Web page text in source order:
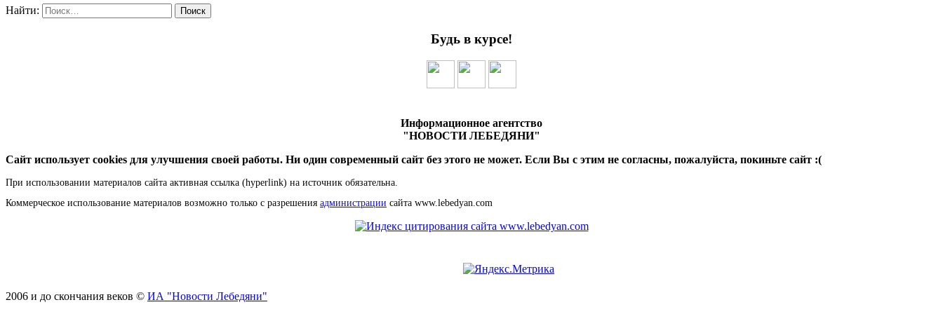
Найти:
Будь в курсе!
Информационное агентство
"НОВОСТИ ЛЕБЕДЯНИ"
Сайт использует cookies для улучшения своей работы. Ни один современный сайт без этого не может. Если Вы с этим не согласны, пожалуйста, покиньте сайт :(
При использовании материалов сайта активная ссылка (hyperlink) на источник обязательна.
Коммерческое использование материалов возможно только с разрешения администрации сайта www.lebedyan.com
2006 и до скончания веков © ИА "Новости Лебедяни"